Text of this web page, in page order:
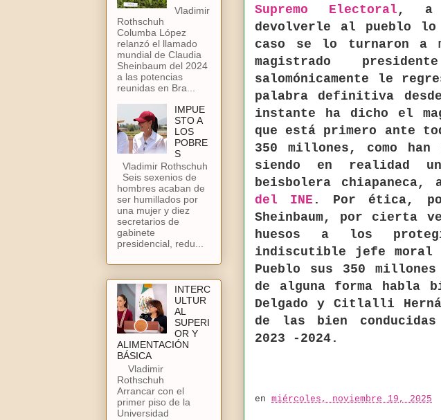
Supremo Electoral , a
devolverle al pueblo
caso se lo turnaron a
magistrado
salomónicamente le
palabra definitiva
instante ha dicho el
que está primero ante
350 millones, como han
siendo en realidad
beisbolera
del INE . Por ética,
Sheinbaum, por cierta
huesos a los
indiscutible jefe moral
Pueblo sus 350
de alguna forma habla
Delgado y Citlalli
de las bien conducidas
2023 -2024.
en miércoles, noviembre 19, 2025
Vladimir
Rothschuh
Columba López
relanzó el llamado
mundial de Claudia
Sheinbaum del 2024
a las potencias
reunidas en Bra...
IMPUE
STO A
LOS
POBRE
S
Vladimir Rothschuh
Seis sexenios de
hombres acaban de
ser humillados por
una mujer y diez
secretarios de
gabinete
presidencial, redu...
INTERC
ULTUR
AL
SUPERI
OR Y
ALIMENTACIÓN
BÁSICA
Vladimir
Rothschuh
Arrancar con el
primer piso de la
Universidad